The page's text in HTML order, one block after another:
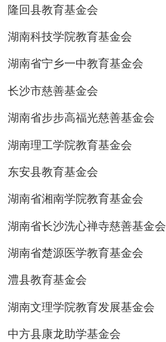
隆回县教育基金会
湖南科技学院教育基金会
湖南省宁乡一中教育基金会
长沙市慈善基金会
湖南省步步高福光慈善基金会
湖南理工学院教育基金会
东安县教育基金会
湖南省湘南学院教育基金会
湖南省长沙洗心禅寺慈善基金会
湖南省楚源医学教育基金会
澧县教育基金会
湖南文理学院教育发展基金会
中方县康龙助学基金会